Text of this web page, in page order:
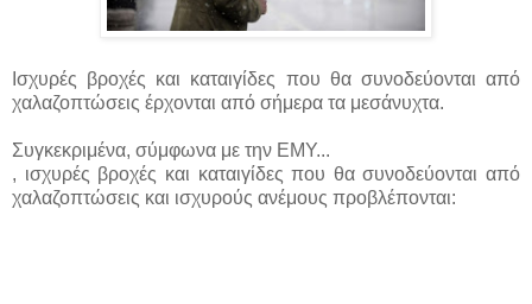
Ισχυρές βροχές και καταιγίδες που θα συνοδεύονται από
χαλαζοπτώσεις έρχονται από σήμερα τα μεσάνυχτα.
Συγκεκριμένα, σύμφωνα με την ΕΜΥ...
, ισχυρές βροχές και καταιγίδες που θα συνοδεύονται από
χαλαζοπτώσεις και ισχυρούς ανέμους προβλέπονται: